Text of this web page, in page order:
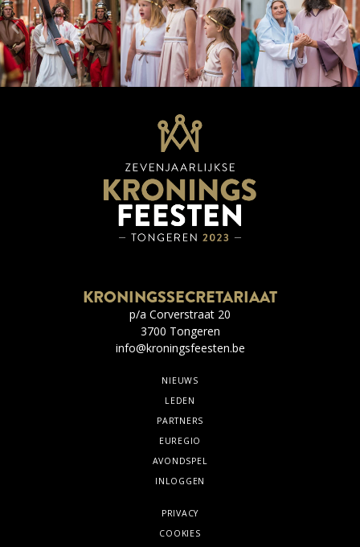
KRONINGSSECRETARIAAT
p/a Corverstraat 20
3700 Tongeren
info@kroningsfeesten.be
NIEUWS
LEDEN
PARTNERS
EUREGIO
AVONDSPEL
INLOGGEN
PRIVACY
COOKIES